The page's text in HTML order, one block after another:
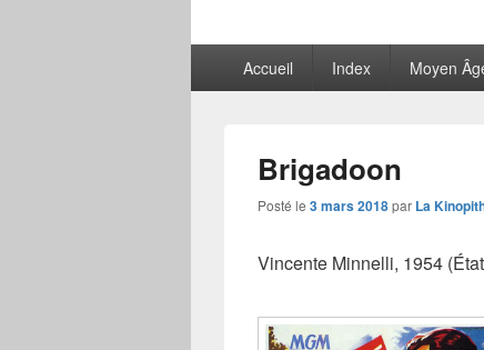
La
principalAccueil Index Moyen
Brigadoon
Posté le 3 mars 2018par La
Vincente Minnelli, 1954